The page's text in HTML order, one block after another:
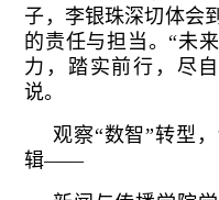
子，李银珠深切体会
的责任与担当。“未
力，踏实前行，尽
说。
观察“数智”转型
辑——